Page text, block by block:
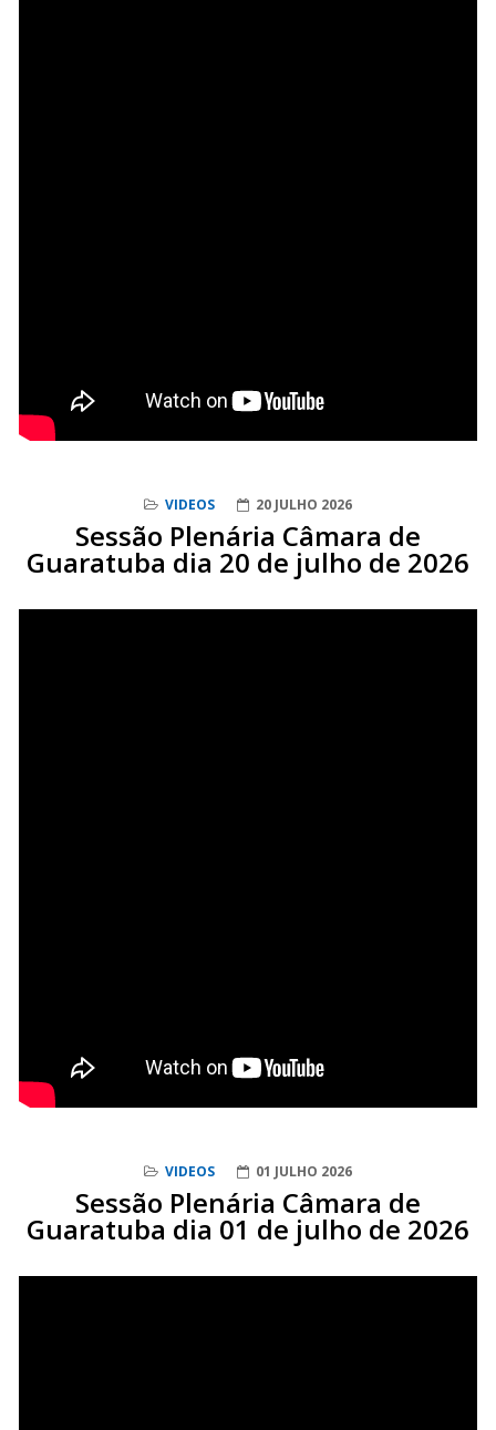
VIDEOS 20 JULHO 2026
Sessão Plenária Câmara de
Guaratuba dia 20 de julho de 2026
VIDEOS 01 JULHO 2026
Sessão Plenária Câmara de
Guaratuba dia 01 de julho de 2026